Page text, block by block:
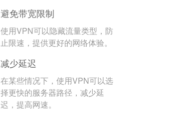
避免带宽限制
使用VPN可以隐藏流量类型，防
止限速，提供更好的网络体验。
减少延迟
在某些情况下，使用VPN可以选
择更快的服务器路径，减少延
迟，提高网速。